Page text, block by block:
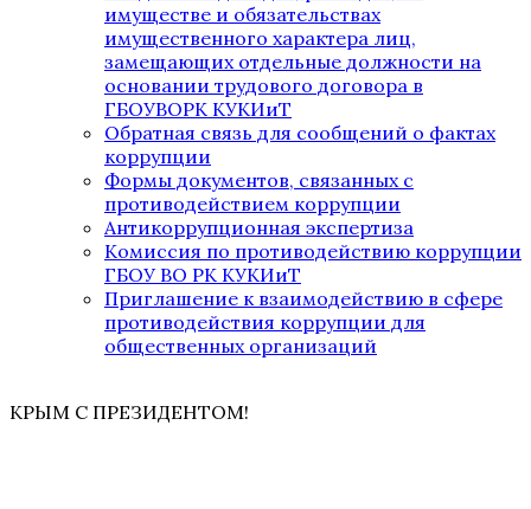
имуществе и обязательствах
имущественного характера лиц,
замещающих отдельные должности на
основании трудового договора в
ГБОУВОРК КУКИиТ
Обратная связь для сообщений о фактах
коррупции
Формы документов, связанных с
противодействием коррупции
Антикоррупционная экспертиза
Комиссия по противодействию коррупции
ГБОУ ВО РК КУКИиТ
Приглашение к взаимодействию в сфере
противодействия коррупции для
общественных организаций
КРЫМ С ПРЕЗИДЕНТОМ!